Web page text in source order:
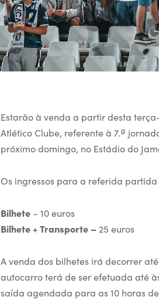
Estarão à venda a partir desta
Atlético Clube, referente à 7.ª
próximo domingo, no Estádio do
Os ingressos para a referida
Bilhete – 10 euros
Bilhete + Transporte – 25 euros
A venda dos bilhetes irá decorrer
autocarro terá de ser efetuada até
saída agendada para as 10 horas